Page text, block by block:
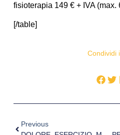
fisioterapia 149 € + IVA (max.
[/table]
Condividi
Previous